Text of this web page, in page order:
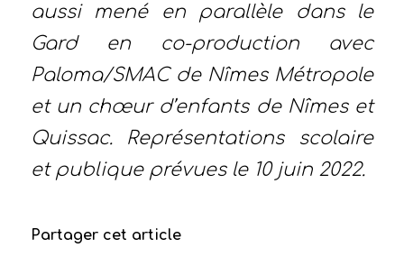
aussi mené en parallèle dans le
Gard en co-production avec
Paloma/SMAC de Nîmes Métropole
et un chœur d’enfants de Nîmes et
Quissac. Représentations scolaire
et publique prévues le 10 juin 2022.
Partager cet article